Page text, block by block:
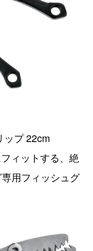
ップ 22cm
ィットする、絶
用フィッシュグ